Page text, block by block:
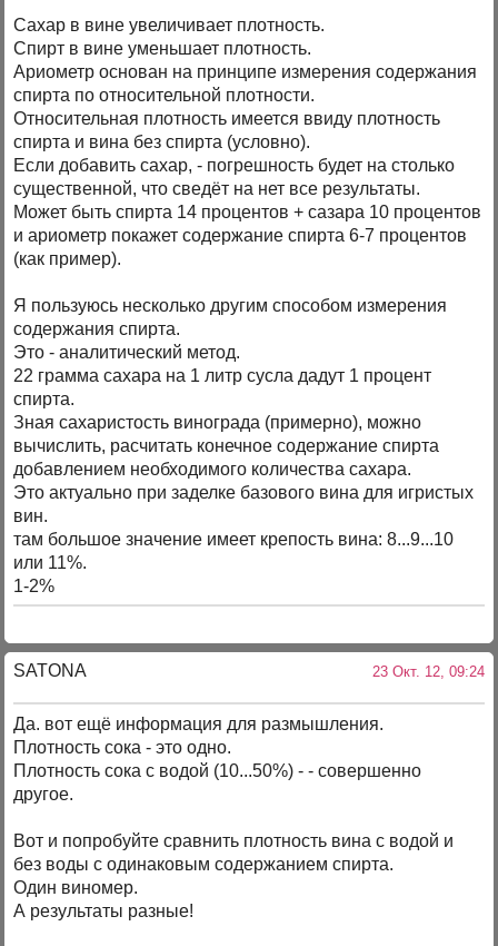
Сахар в вине увеличивает плотность.
Спирт в вине уменьшает плотность.
Ариометр основан на принципе измерения содержания
спирта по относительной плотности.
Относительная плотность имеется ввиду плотность
спирта и вина без спирта (условно).
Если добавить сахар, - погрешность будет на столько
существенной, что сведёт на нет все результаты.
Может быть спирта 14 процентов + сазара 10 процентов
и ариометр покажет содержание спирта 6-7 процентов
(как пример).
Я пользуюсь несколько другим способом измерения
содержания спирта.
Это - аналитический метод.
22 грамма сахара на 1 литр сусла дадут 1 процент
спирта.
Зная сахаристость винограда (примерно), можно
вычислить, расчитать конечное содержание спирта
добавлением необходимого количества сахара.
Это актуально при заделке базового вина для игристых
вин.
там большое значение имеет крепость вина: 8...9...10
или 11%.
1-2%
SATONA 23 Окт. 12, 09:24
Да. вот ещё информация для размышления.
Плотность сока - это одно.
Плотность сока с водой (10...50%) - - совершенно
другое.
Вот и попробуйте сравнить плотность вина с водой и
без воды с одинаковым содержанием спирта.
Один виномер.
А результаты разные!